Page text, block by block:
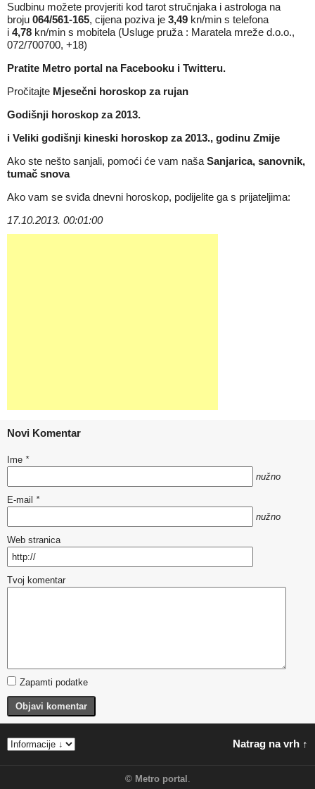
Sudbinu možete provjeriti kod tarot stručnjaka i astrologa na
broju 064/561-165, cijena poziva je 3,49 kn/min s telefona
i 4,78 kn/min s mobitela (Usluge pruža : Maratela mreže d.o.o.,
072/700700, +18)
Pratite Metro portal na Facebooku i Twitteru.
Pročitajte Mjesečni horoskop za rujan
Godišnji horoskop za 2013.
i Veliki godišnji kineski horoskop za 2013., godinu Zmije
Ako ste nešto sanjali, pomoći će vam naša Sanjarica, sanovnik,
tumač snova
Ako vam se sviđa dnevni horoskop, podijelite ga s prijateljima:
17.10.2013. 00:01:00
Novi Komentar
Ime *
nužno
E-mail *
nužno
Web stranica
Tvoj komentar
Zapamti podatke
Objavi komentar
Natrag na vrh ↑
© Metro portal .